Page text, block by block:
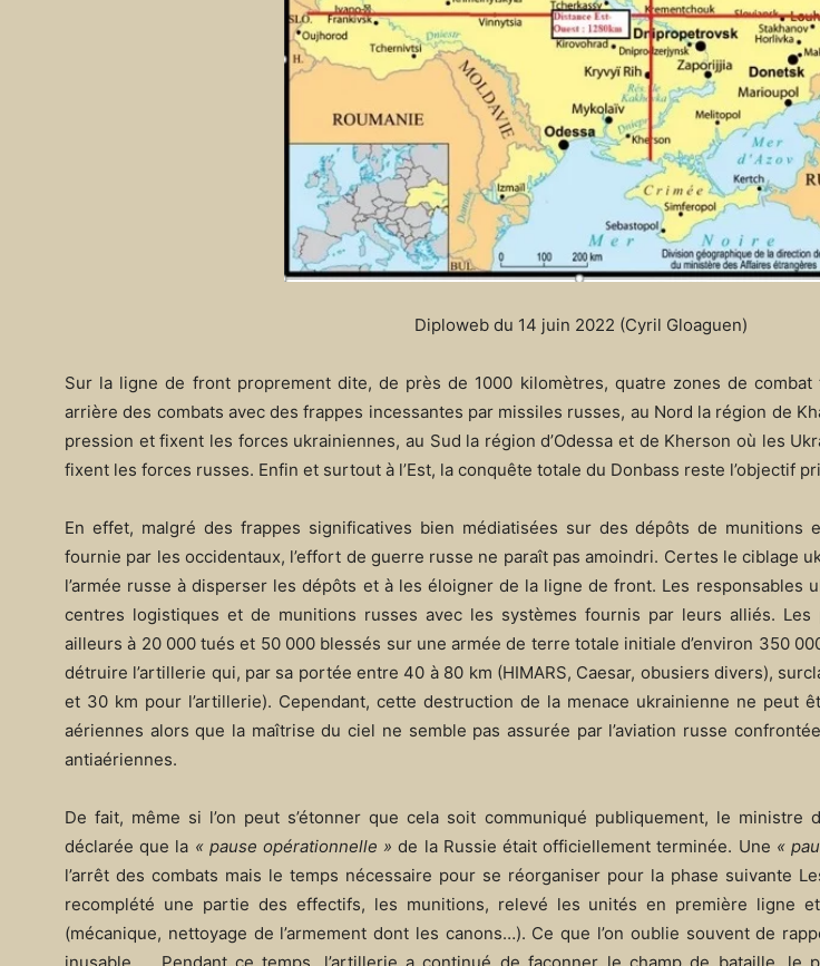
Diploweb du 14 juin 2022 (Cyril Gloaguen)
Sur la ligne de front proprement dite, de près de 1000 kilomètres, quatre zones de
arrière des combats avec des frappes incessantes par missiles russes, au Nord la région de
pression et fixent les forces ukrainiennes, au Sud la région d’Odessa et de Kherson où les
fixent les forces russes. Enfin et surtout à l’Est, la conquête totale du Donbass reste l’objectif
En effet, malgré des frappes significatives bien médiatisées sur des dépôts de munitions
fournie par les occidentaux, l’effort de guerre russe ne paraît pas amoindri. Certes le ciblage
l’armée russe à disperser les dépôts et à les éloigner de la ligne de front. Les responsables
centres logistiques et de munitions russes avec les systèmes fournis par leurs alliés. Les
ailleurs à 20 000 tués et 50 000 blessés sur une armée de terre totale initiale d’environ 350
détruire l’artillerie qui, par sa portée entre 40 à 80 km (HIMARS, Caesar, obusiers divers),
et 30 km pour l’artillerie). Cependant, cette destruction de la menace ukrainienne ne peut
aériennes alors que la maîtrise du ciel ne semble pas assurée par l’aviation russe
antiaériennes.
De fait, même si l’on peut s’étonner que cela soit communiqué publiquement, le ministre
déclarée que la « pause opérationnelle » de la Russie était officiellement terminée. Une «
l’arrêt des combats mais le temps nécessaire pour se réorganiser pour la phase suivante
recomplété une partie des effectifs, les munitions, relevé les unités en première ligne
(mécanique, nettoyage de l’armement dont les canons…). Ce que l’on oublie souvent de